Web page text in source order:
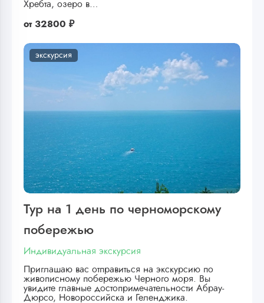
Хребта, озеро в…
от 32800 ₽
экскурсия
Тур на 1 день по черноморскому
побережью
Индивидуальная экскурсия
Приглашаю вас отправиться на экскурсию по
живописному побережью Черного моря. Вы
увидите главные достопримечательности Абрау-
Дюрсо, Новороссийска и Геленджика.